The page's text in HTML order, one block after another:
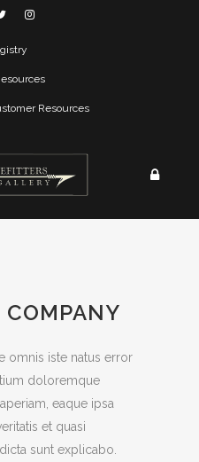
Resources
omnis iste natus error
doloremque
eaque ipsa
et quasi
sunt explicabo.